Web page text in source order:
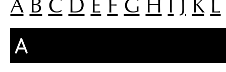
A B C D E F G H I J K L
A